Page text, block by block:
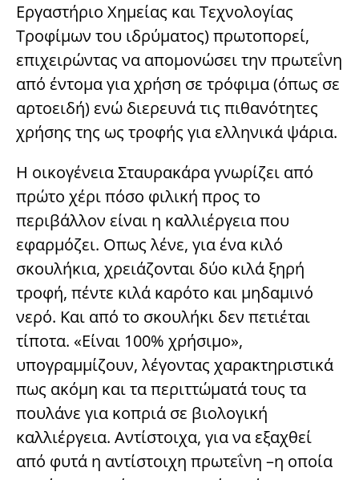
Εργαστήριο Χημείας και Τεχνολογίας
Τροφίμων του ιδρύματος) πρωτοπορεί,
επιχειρώντας να απομονώσει την πρωτεΐνη
από έντομα για χρήση σε τρόφιμα (όπως σε
αρτοειδή) ενώ διερευνά τις πιθανότητες
χρήσης της ως τροφής για ελληνικά ψάρια.
Η οικογένεια Σταυρακάρα γνωρίζει από
πρώτο χέρι πόσο φιλική προς το
περιβάλλον είναι η καλλιέργεια που
εφαρμόζει. Oπως λένε, για ένα κιλό
σκουλήκια, χρειάζονται δύο κιλά ξηρή
τροφή, πέντε κιλά καρότο και μηδαμινό
νερό. Και από το σκουλήκι δεν πετιέται
τίποτα. «Είναι 100% χρήσιμο»,
υπογραμμίζουν, λέγοντας χαρακτηριστικά
πως ακόμη και τα περιττώματά τους τα
πουλάνε για κοπριά σε βιολογική
καλλιέργεια. Αντίστοιχα, για να εξαχθεί
από φυτά η αντίστοιχη πρωτεΐνη –η οποία